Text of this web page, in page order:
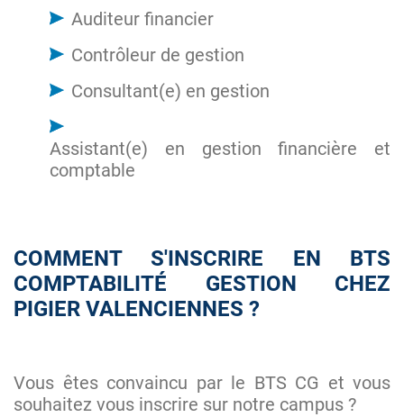
Auditeur financier
Contrôleur de gestion
Consultant(e) en gestion
Assistant(e) en gestion financière et
comptable
COMMENT S'INSCRIRE EN BTS
COMPTABILITÉ GESTION CHEZ
PIGIER VALENCIENNES ?
Vous êtes convaincu par le BTS CG et vous
souhaitez vous inscrire sur notre campus ?